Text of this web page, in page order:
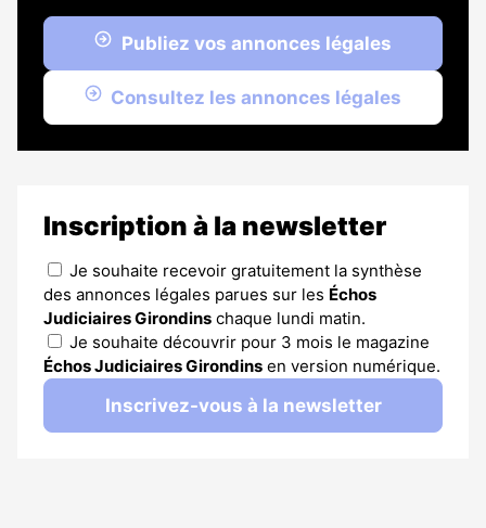
Publiez vos annonces légales
Consultez les annonces légales
Inscription à la newsletter
Je souhaite recevoir gratuitement la synthèse
des annonces légales parues sur les Échos
Judiciaires Girondins chaque lundi matin.
Je souhaite découvrir pour 3 mois le magazine
Échos Judiciaires Girondins en version numérique.
Inscrivez-vous à la newsletter